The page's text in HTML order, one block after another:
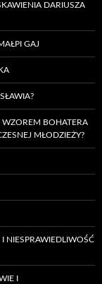
DARIUSZA
GAJ
WZOREM BOHATERA
MŁODZIEŻY?
NIESPRAWIEDLIWOŚĆ
I